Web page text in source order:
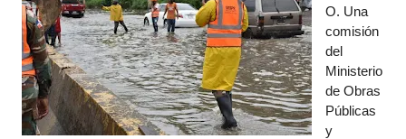
O. Una
comisión
del
Ministerio
de Obras
Públicas
y